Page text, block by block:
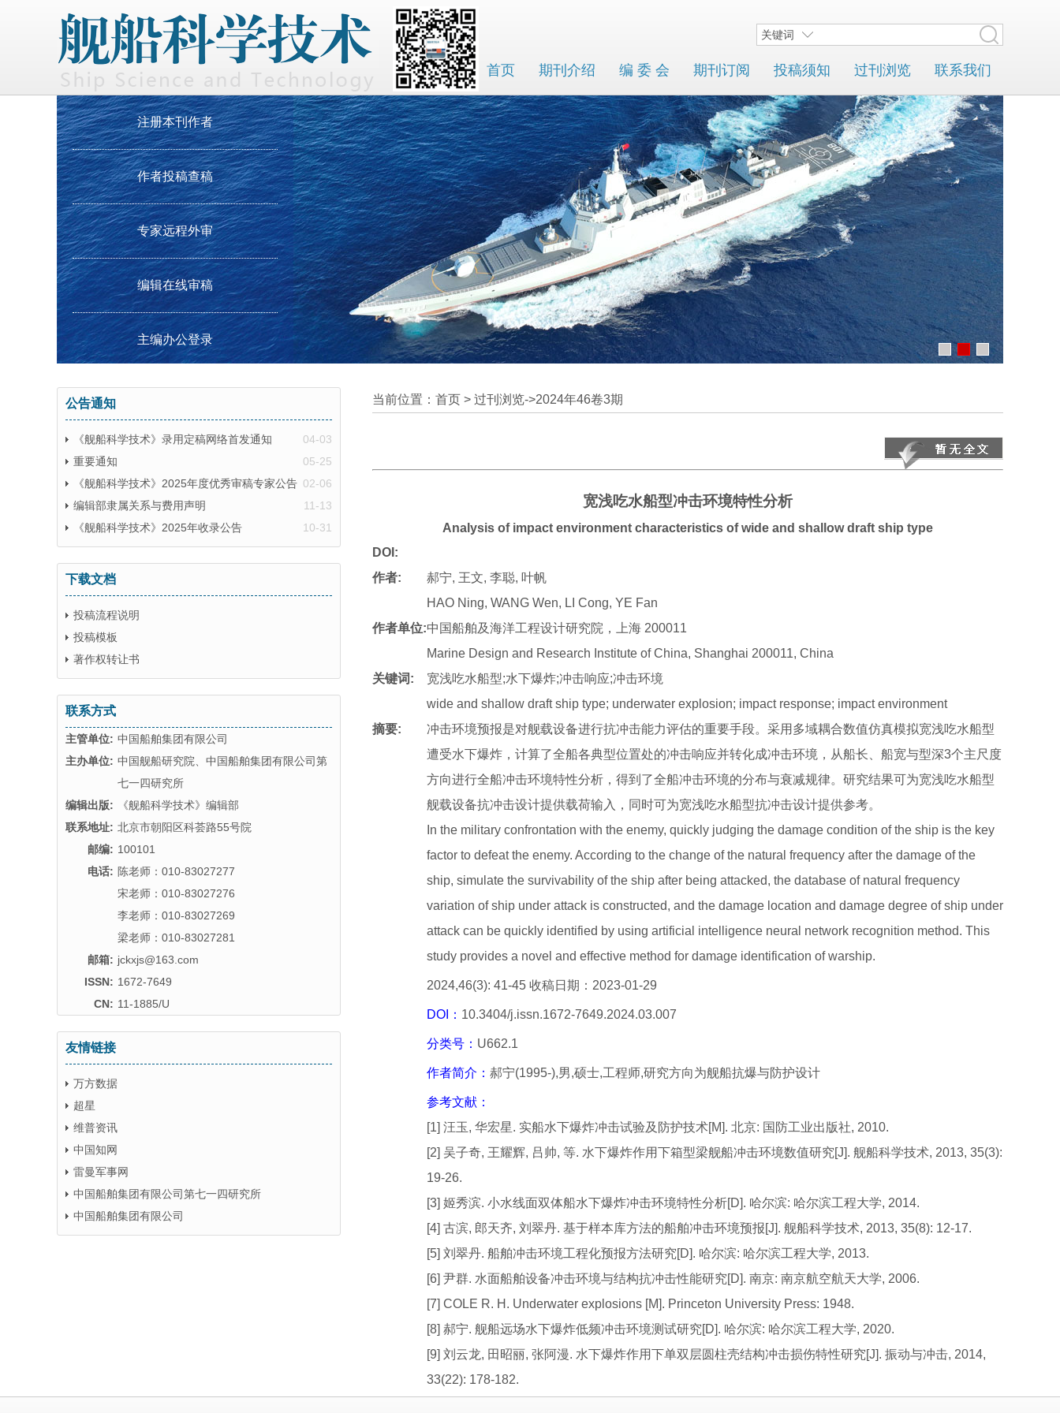
首页 期刊介绍 编 委 会 期刊订阅 投稿须知 过刊浏览 联系我们
关键词
注册本刊作者
作者投稿查稿
专家远程外审
编辑在线审稿
主编办公登录
公告通知
04-03
《舰船科学技术》录用定稿网络首发通知
05-25
重要通知
02-06
《舰船科学技术》2025年度优秀审稿专家公告
11-13
编辑部隶属关系与费用声明
10-31
《舰船科学技术》2025年收录公告
下载文档
投稿流程说明
投稿模板
著作权转让书
联系方式
主管单位: 中国船舶集团有限公司
主办单位: 中国舰船研究院、中国船舶集团有限公司第
七一四研究所
编辑出版:
《舰船科学技术》编辑部
联系地址: 北京市朝阳区科荟路55号院
邮编: 100101
电话: 陈老师：010-83027277
宋老师：010-83027276
李老师：010-83027269
梁老师：010-83027281
邮箱: jckxjs@163.com
ISSN: 1672-7649
CN: 11-1885/U
友情链接
万方数据
超星
维普资讯
中国知网
雷曼军事网
中国船舶集团有限公司第七一四研究所
中国船舶集团有限公司
当前位置：首页 > 过刊浏览->2024年46卷3期
宽浅吃水船型冲击环境特性分析
Analysis of impact environment characteristics of wide and shallow draft ship type
DOI:
作者:
郝宁, 王文, 李聪, 叶帆
HAO Ning, WANG Wen, LI Cong, YE Fan
作者单位:中国船舶及海洋工程设计研究院，上海 200011
Marine Design and Research Institute of China, Shanghai 200011, China
关键词:
宽浅吃水船型;水下爆炸;冲击响应;冲击环境
wide and shallow draft ship type; underwater explosion; impact response; impact environment
摘要:
冲击环境预报是对舰载设备进行抗冲击能力评估的重要手段。采用多域耦合数值仿真模拟宽浅吃水船型
遭受水下爆炸，计算了全船各典型位置处的冲击响应并转化成冲击环境，从船长、船宽与型深3个主尺度
方向进行全船冲击环境特性分析，得到了全船冲击环境的分布与衰减规律。研究结果可为宽浅吃水船型
舰载设备抗冲击设计提供载荷输入，同时可为宽浅吃水船型抗冲击设计提供参考。
In the military confrontation with the enemy, quickly judging the damage condition of the ship is the key
factor to defeat the enemy. According to the change of the natural frequency after the damage of the
ship, simulate the survivability of the ship after being attacked, the database of natural frequency
variation of ship under attack is constructed, and the damage location and damage degree of ship under
attack can be quickly identified by using artificial intelligence neural network recognition method. This
study provides a novel and effective method for damage identification of warship.
2024,46(3): 41-45 收稿日期：2023-01-29
DOI： 10.3404/j.issn.1672-7649.2024.03.007
分类号： U662.1
作者简介： 郝宁(1995-),男,硕士,工程师,研究方向为舰船抗爆与防护设计
参考文献：
[1] 汪玉, 华宏星. 实船水下爆炸冲击试验及防护技术[M]. 北京: 国防工业出版社, 2010.
[2] 吴子奇, 王耀辉, 吕帅, 等. 水下爆炸作用下箱型梁舰船冲击环境数值研究[J]. 舰船科学技术, 2013, 35(3):
19-26.
[3] 姬秀滨. 小水线面双体船水下爆炸冲击环境特性分析[D]. 哈尔滨: 哈尔滨工程大学, 2014.
[4] 古滨, 郎天齐, 刘翠丹. 基于样本库方法的船舶冲击环境预报[J]. 舰船科学技术, 2013, 35(8): 12-17.
[5] 刘翠丹. 船舶冲击环境工程化预报方法研究[D]. 哈尔滨: 哈尔滨工程大学, 2013.
[6] 尹群. 水面船舶设备冲击环境与结构抗冲击性能研究[D]. 南京: 南京航空航天大学, 2006.
[7] COLE R. H. Underwater explosions [M]. Princeton University Press: 1948.
[8] 郝宁. 舰船远场水下爆炸低频冲击环境测试研究[D]. 哈尔滨: 哈尔滨工程大学, 2020.
[9] 刘云龙, 田昭丽, 张阿漫. 水下爆炸作用下单双层圆柱壳结构冲击损伤特性研究[J]. 振动与冲击, 2014,
33(22): 178-182.